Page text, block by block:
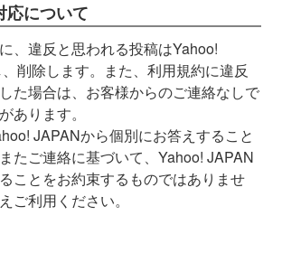
応について
、違反と思われる投稿はYahoo!
削除します。また、利用規約に違反
た場合は、お客様からのご連絡なしで
あります。
JAPANから個別にお答えすること
たご連絡に基づいて、Yahoo! JAPAN
ことをお約束するものではありませ
ご利用ください。